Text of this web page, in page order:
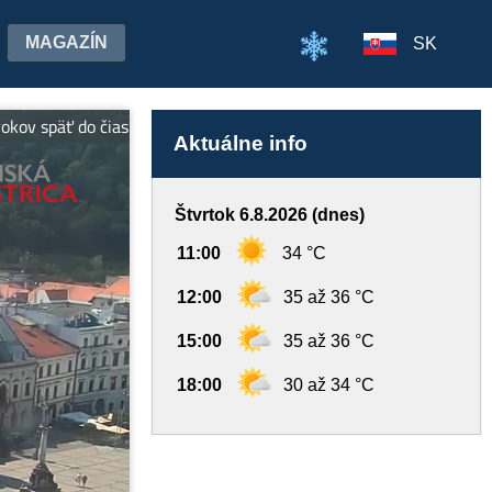
MAGAZÍN SK
do čias rozkvetu baníctva v Banskej Bystrici a okolí. Viac
Aktuálne info
Štvrtok 6.8.2026 (dnes)
11:00 34 °C
12:00 35 až 36 °C
15:00 35 až 36 °C
18:00 30 až 34 °C